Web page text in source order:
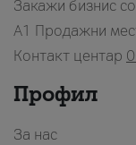
Закажи бизнис
A1 Продажни
Контакт центар
Профил
За нас